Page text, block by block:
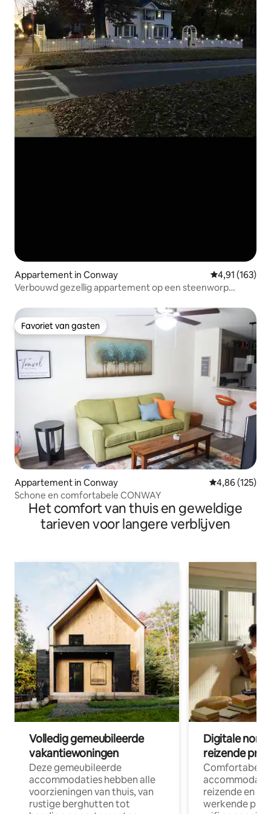
Appartement in Conway Gemiddelde
4,91 (163)
Verbouwd gezellig appartement op een steenworp
Favoriet van gasten
Favoriet van gasten
Appartement in Conway Gemiddelde
4,86 (125)
Schone en comfortabele CONWAY
Het comfort van thuis en geweldige
tarieven voor langere verblijven
Volledig gemeubileerde
vakantiewoningen
Deze gemeubileerde
accommodaties hebben alle
voorzieningen van thuis, van
rustige berghutten tot
Digitale
reizende
Comfortabele
reizende en
werkende